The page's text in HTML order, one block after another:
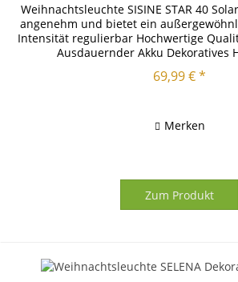
Weihnachtsleuchte SISINE STAR 40
angenehm und bietet ein
Intensität regulierbar Hochwertige
Ausdauernder Akku Dekoratives
69,99 € *
Merken
Zum Produkt